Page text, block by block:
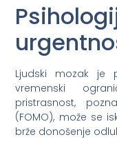
Ljudski mozak je
vremenski
pristrasnost,
(FOMO), može se
brže donošenje